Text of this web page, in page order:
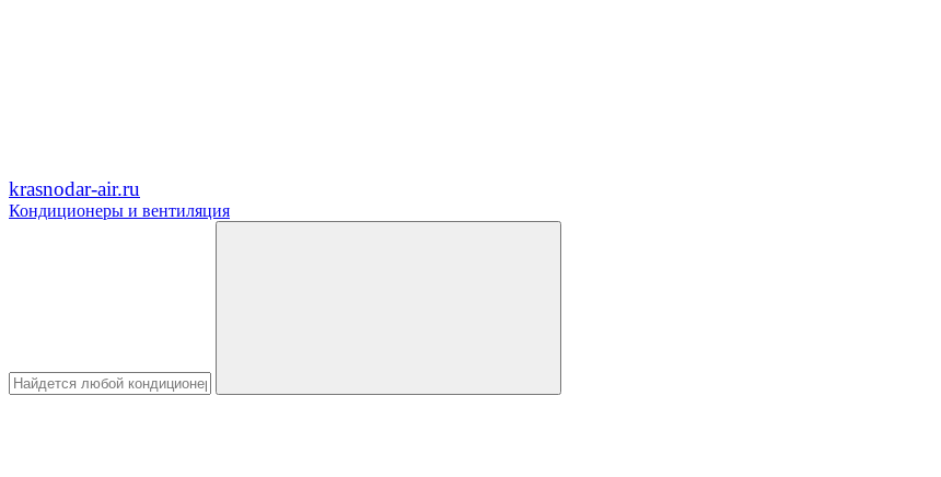
krasnodar-air.ru
Кондиционеры и вентиляция